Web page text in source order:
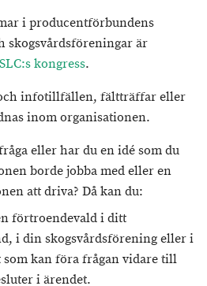
i producentförbundens
skogsvårdsföreningar är
SLC:s kongress.
infotillfällen, fältträffar eller
inom organisationen.
eller har du en idé som du
borde jobba med eller en
att driva? Då kan du:
förtroendevald i ditt
i din skogsvårdsförening eller i
kan föra frågan vidare till
i ärendet.